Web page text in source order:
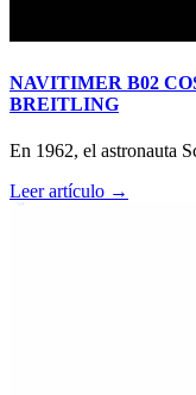
RM O7-01
NAVITIMER B02
BREITLING
En 1962, el astronauta
Leer artículo →